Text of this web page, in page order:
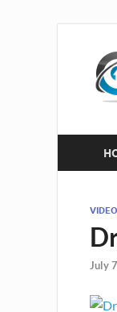
July